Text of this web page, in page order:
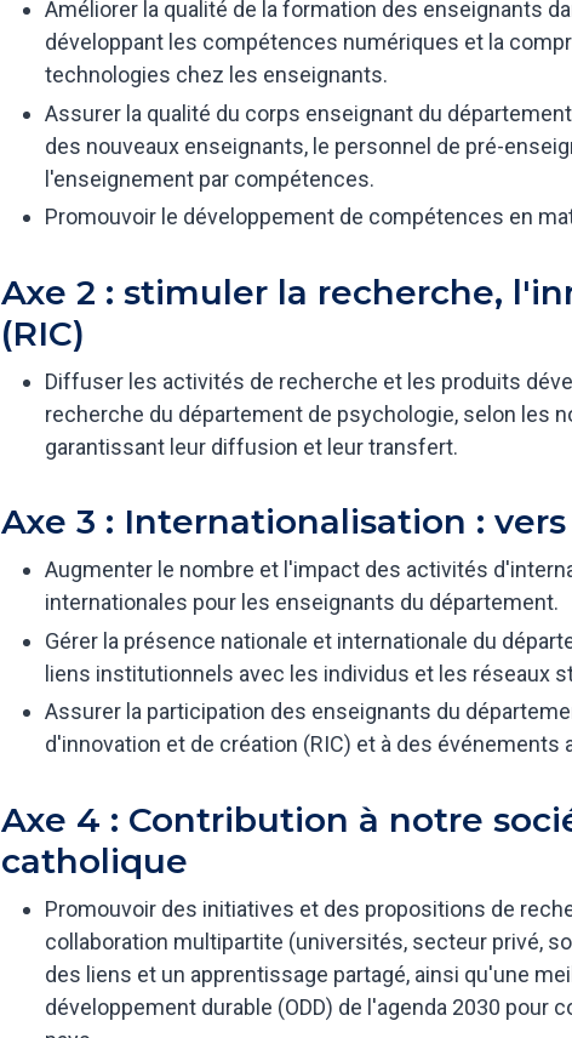
Améliorer la qualité de la formation des enseignants
développant les compétences numériques et la
technologies chez les enseignants.
Assurer la qualité du corps enseignant du
des nouveaux enseignants, le personnel de pré-
l'enseignement par compétences.
Promouvoir le développement de compétences en
Axe 2 : stimuler la recherche,
(RIC)
Diffuser les activités de recherche et les produits
recherche du département de psychologie, selon les
garantissant leur diffusion et leur transfert.
Axe 3 : Internationalisation :
Augmenter le nombre et l'impact des activités
internationales pour les enseignants du département.
Gérer la présence nationale et internationale du
liens institutionnels avec les individus et les réseaux
Assurer la participation des enseignants du
d'innovation et de création (RIC) et à des
Axe 4 : Contribution à notre
catholique
Promouvoir des initiatives et des propositions de
collaboration multipartite (universités, secteur privé,
des liens et un apprentissage partagé, ainsi qu'une
développement durable (ODD) de l'agenda 2030 pour